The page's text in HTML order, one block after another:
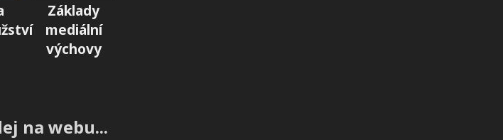
Základy
mediální
výchovy
na webu...